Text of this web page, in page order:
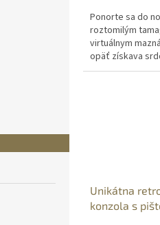
Ponorte sa do
roztomilým
virtuálnym
opäť získava
generácií.
Unikátna
konzola s